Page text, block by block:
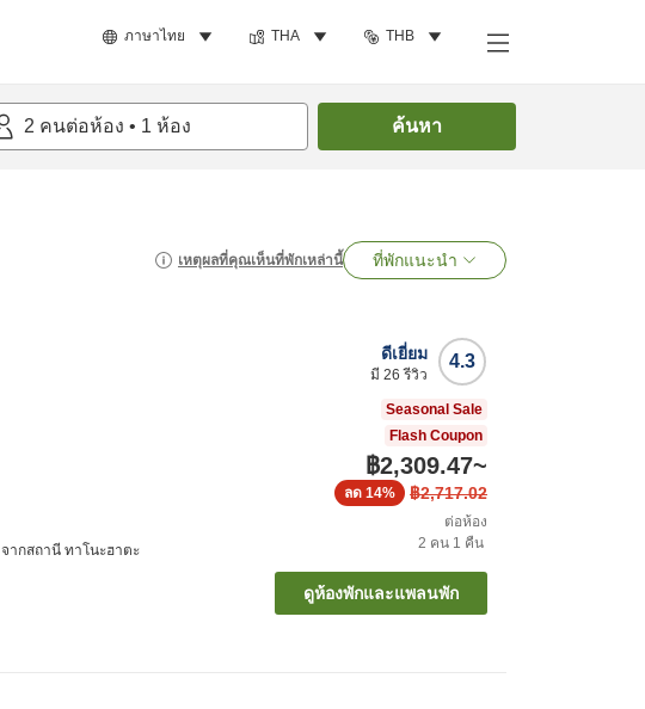
ภาษาไทย THA THB
2 คนต่อห้อง • 1 ห้อง ค้นหา
เหตุผลที่คุณเห็นที่พักเหล่านี้ ที่พักแนะนำ
จากสถานี ทาโนะฮาตะ
4.3
ดีเยี่ยม
มี 26 รีวิว
Seasonal Sale
Flash Coupon
฿2,309.47~
฿2,717.02
ลด 14%
ต่อห้อง
2 คน 1 คืน
ดูห้องพักและแพลนพัก